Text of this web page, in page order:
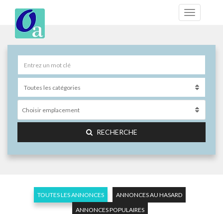
Choisir emplacement
RECHERCHE
TOUTES LES ANNONCES
ANNONCES AU HASARD
ANNONCES POPULAIRES